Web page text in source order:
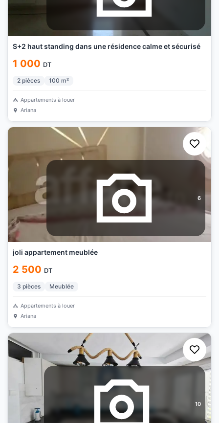
S+2 haut standing dans une résidence calme et sécurisé
1 000 DT
2 pièces 100 m²
Appartements à louer
Ariana
6
joli appartement meublée
2 500 DT
3 pièces Meublée
Appartements à louer
Ariana
10